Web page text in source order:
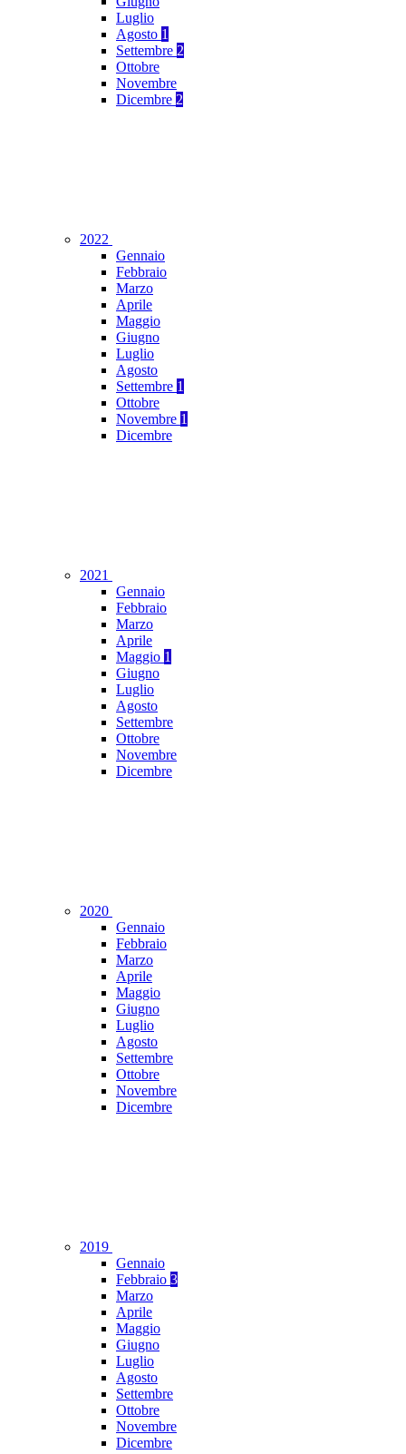
Luglio
Agosto 1
Settembre 2
Ottobre
Novembre
Dicembre 2
2022
Gennaio
Febbraio
Marzo
Aprile
Maggio
Giugno
Luglio
Agosto
Settembre 1
Ottobre
Novembre 1
Dicembre
2021
Gennaio
Febbraio
Marzo
Aprile
Maggio 1
Giugno
Luglio
Agosto
Settembre
Ottobre
Novembre
Dicembre
2020
Gennaio
Febbraio
Marzo
Aprile
Maggio
Giugno
Luglio
Agosto
Settembre
Ottobre
Novembre
Dicembre
2019
Gennaio
Febbraio 3
Marzo
Aprile
Maggio
Giugno
Luglio
Agosto
Settembre
Ottobre
Novembre
Dicembre